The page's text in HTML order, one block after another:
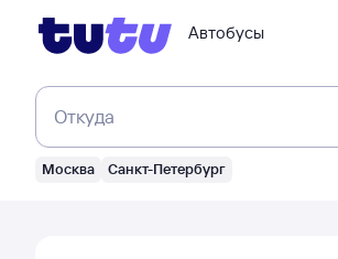
Автобусы
Откуда
Москва Санкт-Петербург